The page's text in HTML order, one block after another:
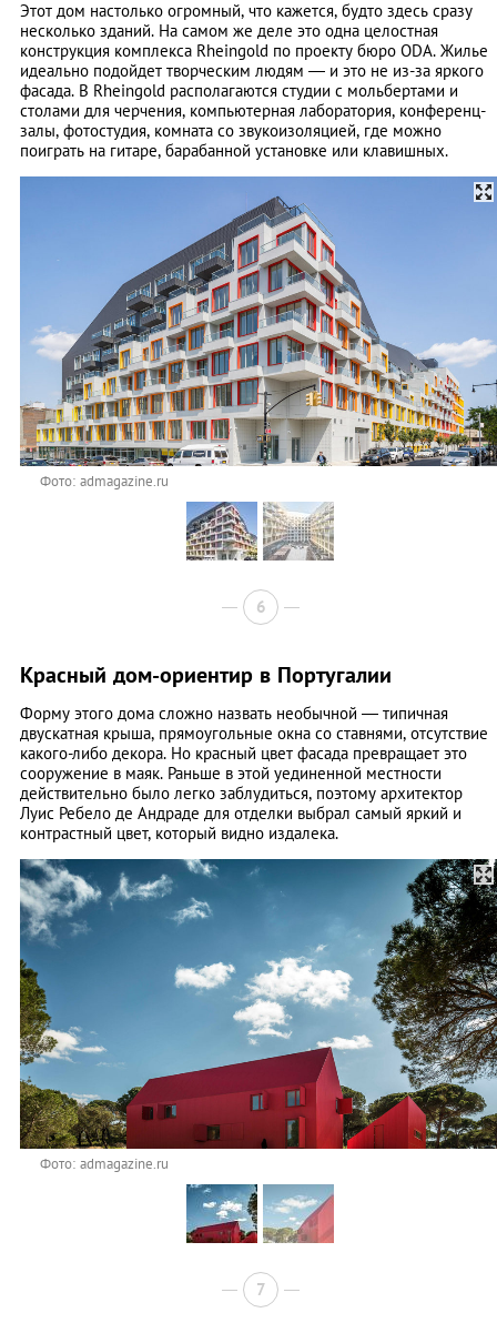
Этот дом настолько огромный, что кажется, будто здесь сразу
несколько зданий. На самом же деле это одна целостная
конструкция комплекса Rheingold по проекту бюро ODA. Жилье
идеально подойдет творческим людям — и это не из-за яркого
фасада. В Rheingold располагаются студии с мольбертами и
столами для черчения, компьютерная лаборатория, конференц-
залы, фотостудия, комната со звукоизоляцией, где можно
поиграть на гитаре, барабанной установке или клавишных.
Фото: admagazine.ru
6
Красный дом-ориентир в Португалии
Форму этого дома сложно назвать необычной — типичная
двускатная крыша, прямоугольные окна со ставнями, отсутствие
какого-либо декора. Но красный цвет фасада превращает это
сооружение в маяк. Раньше в этой уединенной местности
действительно было легко заблудиться, поэтому архитектор
Луис Ребело де Андраде для отделки выбрал самый яркий и
контрастный цвет, который видно издалека.
Фото: admagazine.ru
7